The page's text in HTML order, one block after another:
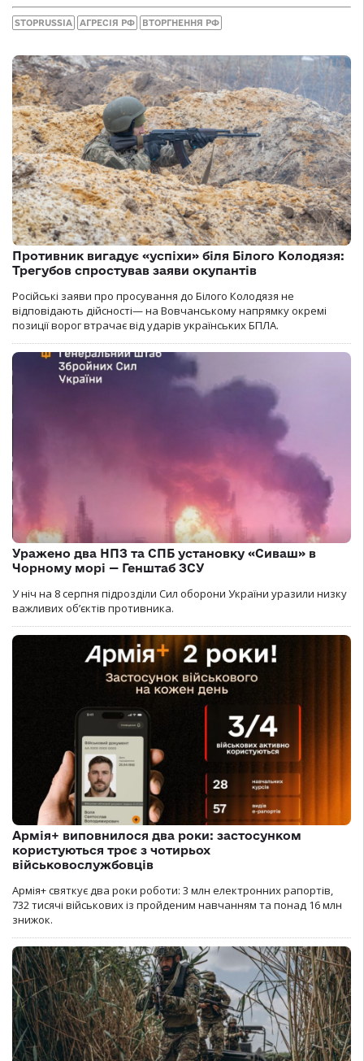
STOPRUSSIA АГРЕСІЯ РФ ВТОРГНЕННЯ РФ
Противник вигадує «успіхи» біля Білого Колодязя:
Трегубов спростував заяви окупантів
Російські заяви про просування до Білого Колодязя не
відповідають дійсності— на Вовчанському напрямку окремі
позиції ворог втрачає від ударів українських БПЛА.
Уражено два НПЗ та СПБ установку «Сиваш» в
Чорному морі — Генштаб ЗСУ
У ніч на 8 серпня підрозділи Сил оборони України уразили низку
важливих об’єктів противника.
Армія+ виповнилося два роки: застосунком
користуються троє з чотирьох
військовослужбовців
Армія+ святкує два роки роботи: 3 млн електронних рапортів,
732 тисячі військових із пройденим навчанням та понад 16 млн
знижок.